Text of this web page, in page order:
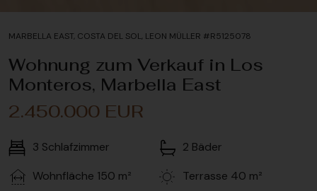
MARBELLA EAST, COSTA DEL SOL, LEON MÜLLER #R5125078
Wohnung zum Verkauf in Los
Monteros, Marbella East
2.450.000 EUR
3 Schlafzimmer 2 Bäder
Wohnfläche 150 m² Terrasse 40 m²